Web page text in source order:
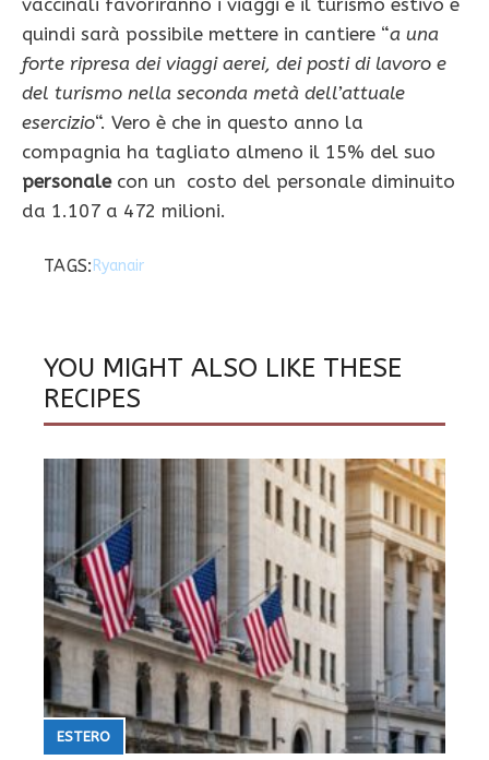
vaccinali favoriranno i viaggi e il turismo estivo e
quindi sarà possibile mettere in cantiere “a una
forte ripresa dei viaggi aerei, dei posti di lavoro e
del turismo nella seconda metà dell’attuale
esercizio“. Vero è che in questo anno la
compagnia ha tagliato almeno il 15% del suo
personalecon un costo del personale diminuito
da 1.107 a 472 milioni.
TAGS: Ryanair
YOU MIGHT ALSO LIKE THESE
RECIPES
ESTERO